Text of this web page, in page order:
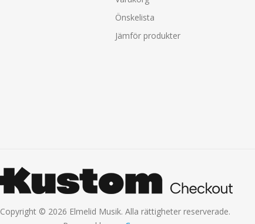
Önskelista
Jämför produkter
Copyright © 2026 Elmelid Musik. Alla rättigheter reserverade.